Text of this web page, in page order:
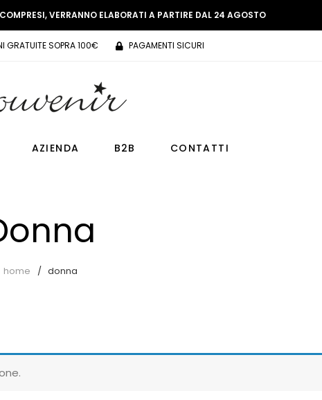
VERRANNO ELABORATI A PARTIRE DAL 24 AGOSTO
GRATUITE SOPRA 100€ PAGAMENTI SICURI
AZIENDA B2B CONTATTI
home donna